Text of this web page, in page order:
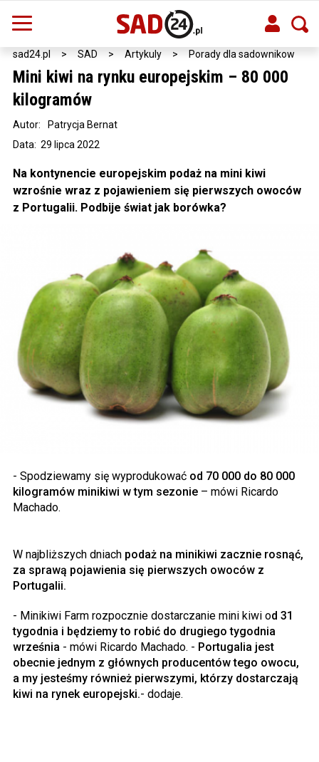
sad24.pl > SAD > Artykuly > Porady dla sadownikow
Mini kiwi na rynku europejskim – 80 000
kilogramów
Data: 29 lipca 2022
Autor: Patrycja Bernat
Na kontynencie europejskim podaż na mini kiwi
wzrośnie wraz z pojawieniem się pierwszych owoców
z Portugalii. Podbije świat jak borówka?
- Spodziewamy się wyprodukować od 70 000 do 80 000
kilogramów minikiwi w tym sezonie – mówi Ricardo
Machado.
W najbliższych dniach podaż na minikiwi zacznie rosnąć,
za sprawą pojawienia się pierwszych owoców z
Portugalii.
- Minikiwi Farm rozpocznie dostarczanie mini kiwi od 31
tygodnia i będziemy to robić do drugiego tygodnia
września - mówi Ricardo Machado. - Portugalia jest
obecnie jednym z głównych producentów tego owocu,
a my jesteśmy również pierwszymi, którzy dostarczają
kiwi na rynek europejski.- dodaje.